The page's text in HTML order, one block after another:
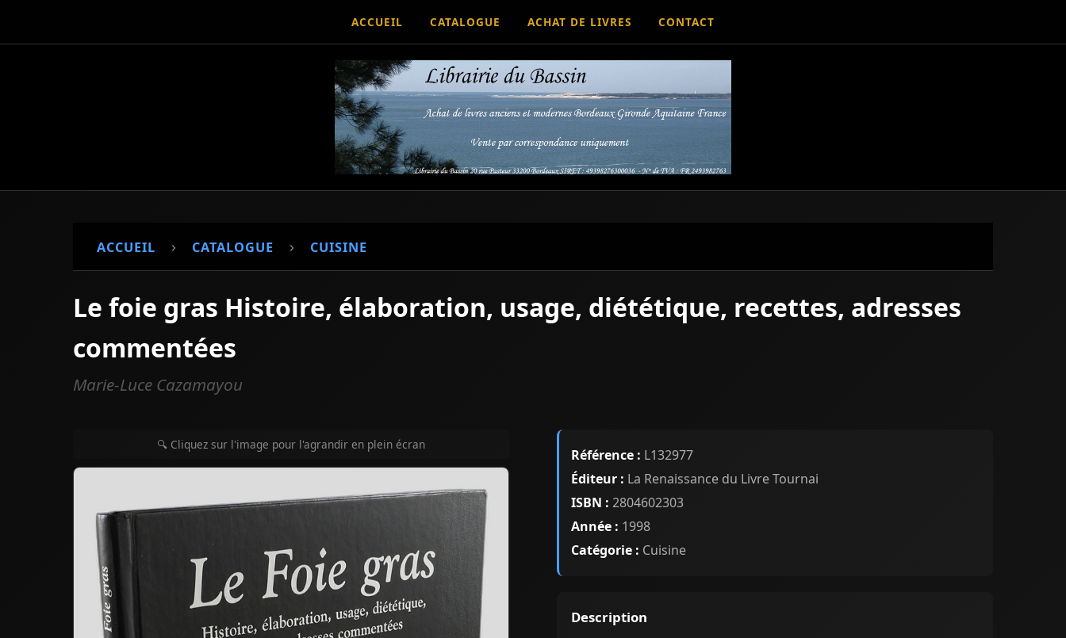
ACCUEIL CATALOGUE ACHAT DE LIVRES CONTACT
ACCUEIL › CATALOGUE › CUISINE
Le foie gras Histoire, élaboration, usage, diététique, recettes, adresses
commentées
Marie-Luce Cazamayou
🔍 Cliquez sur l'image pour l'agrandir en plein écran
Référence : L132977
Éditeur : La Renaissance du Livre Tournai
ISBN : 2804602303
Année : 1998
Catégorie : Cuisine
Description